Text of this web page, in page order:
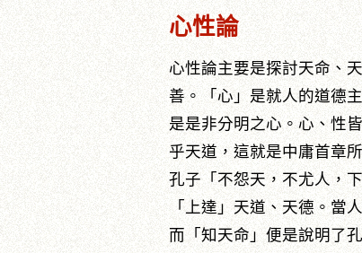
::: 心性論
心性論主要是探討天命、
善。「心」是就人的道德
是是非分明之心。心、性
乎天道，這就是中庸首章
孔子「不怨天，不尤人，
「上達」天道、天德。當
而「知天命」便是說明了